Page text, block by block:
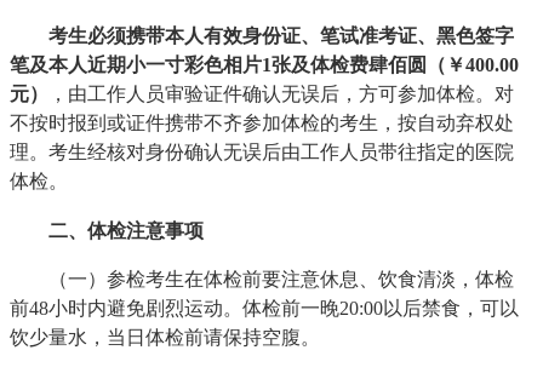
考生必须携带本人有效身份证、笔试准考证、黑色签字
笔及本人近期小一寸彩色相片1张及体检费肆佰圆（￥400.00
元）
，由工作人员审验证件确认无误后，方可参加体检。对
不按时报到或证件携带不齐参加体检的考生，按自动弃权处
理。考生经核对身份确认无误后由工作人员带往指定的医院
体检。
二、体检注意事项
（一）参检考生在体检前要注意休息、饮食清淡，体检
前48小时内避免剧烈运动。体检前一晚20:00以后禁食，可以
饮少量水，当日体检前请保持空腹。